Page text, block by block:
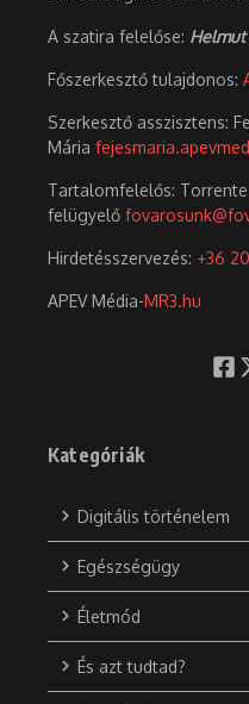
A szatira felelőse:
Főszerkesztő tulajdonos:
Szerkesztő asszisztens:
Mária
Tartalomfelelős: Torrente
felügyelő
Hirdetésszervezés: +36
APEV Média-MR3.hu
Kategóriák
Digitális történelem
Egészségügy
Életmód
És azt tudtad?